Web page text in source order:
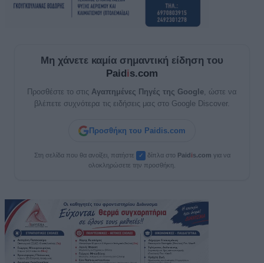
Μη χάνετε καμία σημαντική είδηση του
Paidis.com
Προσθέστε το στις Αγαπημένες Πηγές της Google, ώστε να
βλέπετε συχνότερα τις ειδήσεις μας στο Google Discover.
Προσθήκη του Paidis.com
Στη σελίδα που θα ανοίξει, πατήστε ✓ δίπλα στο Paidis.com για να
ολοκληρώσετε την προσθήκη.